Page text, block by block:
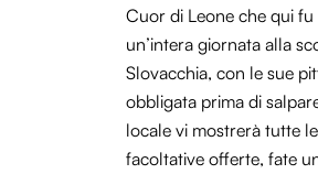
Cuor di Leone che qui
un’intera giornata alla
Slovacchia, con le sue
obbligata prima di
locale vi mostrerà tutte
facoltative offerte, fate